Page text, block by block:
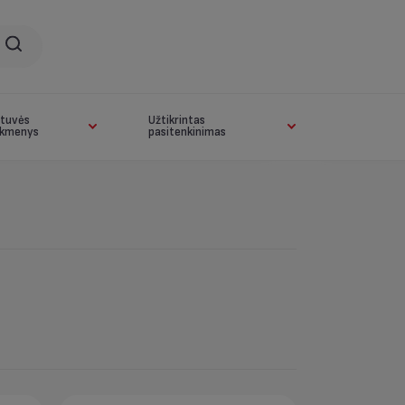
Užtikrintas
pasitenkinimas